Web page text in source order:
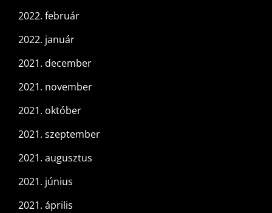
2022. február
2022. január
2021. december
2021. november
2021. október
2021. szeptember
2021. augusztus
2021. június
2021. április